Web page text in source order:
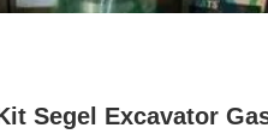
Segel Excavator